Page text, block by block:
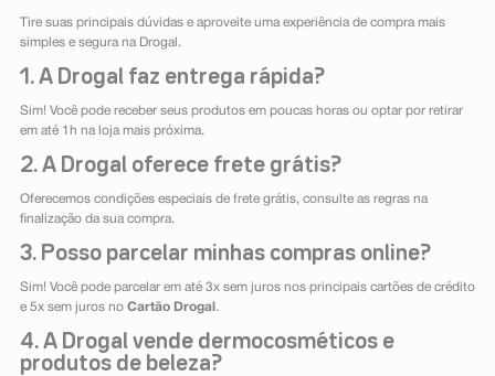
Tire suas principais dúvidas e aproveite uma experiência de compra mais
simples e segura na Drogal.
1. A Drogal faz entrega rápida?
Sim! Você pode receber seus produtos em poucas horas ou optar por retirar
em até 1h na loja mais próxima.
2. A Drogal oferece frete grátis?
Oferecemos condições especiais de frete grátis, consulte as regras na
finalização da sua compra.
3. Posso parcelar minhas compras online?
Sim! Você pode parcelar em até 3x sem juros nos principais cartões de crédito
e 5x sem juros no Cartão Drogal .
4. A Drogal vende dermocosméticos e
produtos de beleza?